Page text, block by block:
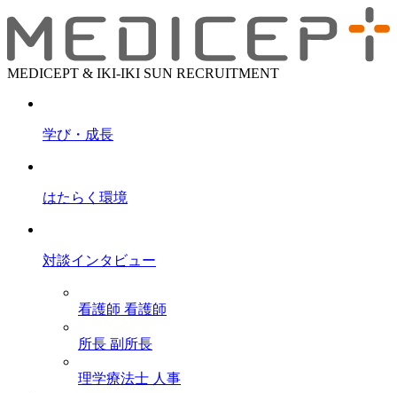
MEDICEPT & IKI-IKI SUN RECRUITMENT
学び・成長
はたらく環境
対談インタビュー
看護師 看護師
所長 副所長
理学療法士 人事